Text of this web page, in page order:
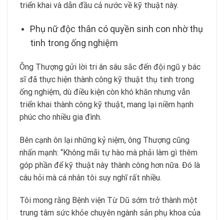
triển khai và dẫn đầu cả nước về kỹ thuật này.
Phụ nữ độc thân có quyền sinh con nhờ thụ
tinh trong ống nghiệm
Ông Thượng gửi lời tri ân sâu sắc đến đội ngũ y bác
sĩ đã thực hiện thành công kỹ thuật thụ tinh trong
ống nghiệm, dù điều kiện còn khó khăn nhưng vẫn
triển khai thành công kỹ thuật, mang lại niềm hạnh
phúc cho nhiều gia đình.
Bên cạnh ôn lại những kỷ niệm, ông Thượng cũng
nhấn mạnh: “Không mãi tự hào mà phải làm gì thêm
góp phần để kỹ thuật này thành công hơn nữa. Đó là
câu hỏi mà cá nhân tôi suy nghĩ rất nhiều.
Tôi mong rằng Bệnh viện Từ Dũ sớm trở thành một
trung tâm sức khỏe chuyên ngành sản phụ khoa của